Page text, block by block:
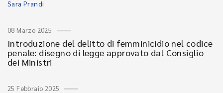
Sara Prandi
08 Marzo 2025
Introduzione del delitto di femminicidio nel codice
penale: disegno di legge approvato dal Consiglio
dei Ministri
25 Febbraio 2025